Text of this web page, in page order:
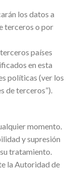
los datos a
terceros o por
países
en esta
políticas (ver los
de terceros”).
momento.
y supresión
tratamiento.
la Autoridad de